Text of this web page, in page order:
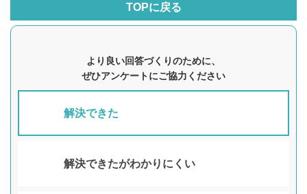
TOPに戻る
より良い回答づくりのために、
ぜひアンケートにご協力ください
解決できた
解決できたがわかりにくい